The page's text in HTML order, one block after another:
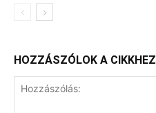
HOZZÁSZÓLOK A CIKKHEZ